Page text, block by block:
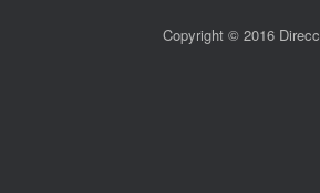
Copyright © 2016